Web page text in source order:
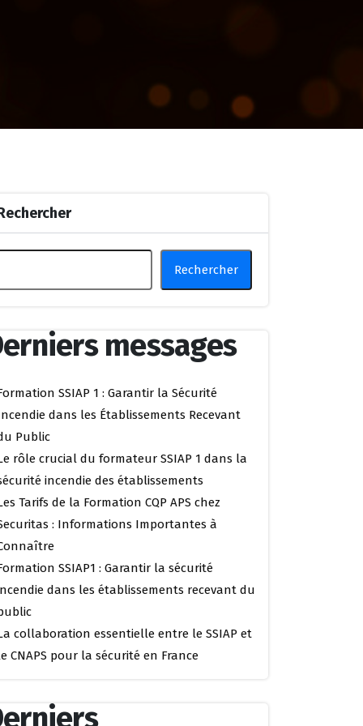
Rechercher
messages
SSIAP 1 : Garantir la Sécurité
dans les Établissements Recevant
Public
rôle crucial du formateur SSIAP 1 dans la
incendie des établissements
Tarifs de la Formation CQP APS chez
: Informations Importantes à
SSIAP1 : Garantir la sécurité
dans les établissements recevant du
collaboration essentielle entre le SSIAP et
CNAPS pour la sécurité en France